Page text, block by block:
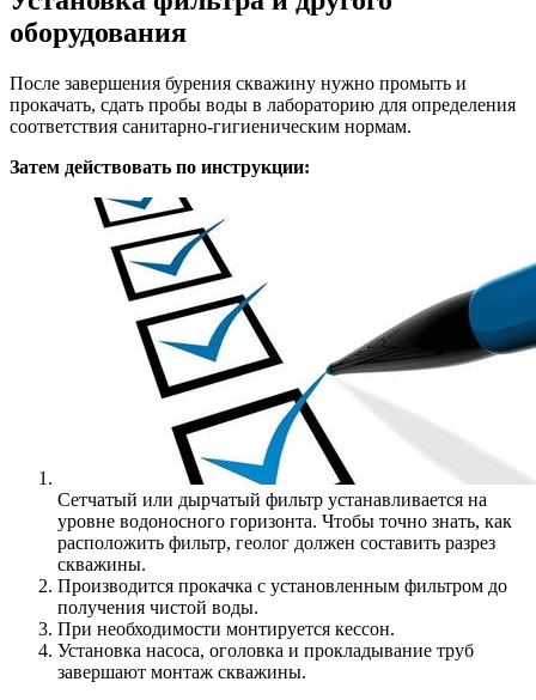
оборудования
После завершения бурения скважину нужно промыть и
прокачать, сдать пробы воды в лабораторию для определения
соответствия санитарно-гигиеническим нормам.
Затем действовать по инструкции:
Сетчатый или дырчатый фильтр устанавливается на
уровне водоносного горизонта. Чтобы точно знать, как
расположить фильтр, геолог должен составить разрез
скважины.
Производится прокачка с установленным фильтром до
получения чистой воды.
При необходимости монтируется кессон.
Установка насоса, оголовка и прокладывание труб
завершают монтаж скважины.